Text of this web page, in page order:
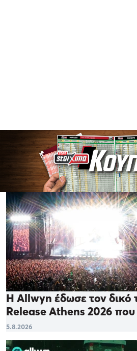
Η Allwyn έδωσε τον δικό
Release Athens 2026 που
5.8.2026